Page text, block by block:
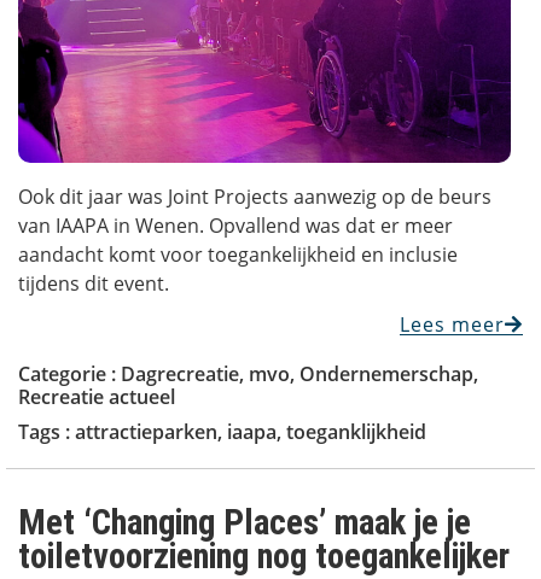
Ook dit jaar was Joint Projects aanwezig op de beurs
van IAAPA in Wenen. Opvallend was dat er meer
aandacht komt voor toegankelijkheid en inclusie
tijdens dit event.
Lees meer
Categorie : Dagrecreatie, mvo, Ondernemerschap,
Recreatie actueel
Tags :attractieparken, iaapa, toeganklijkheid
Met ‘Changing Places’ maak je je
toiletvoorziening nog toegankelijker